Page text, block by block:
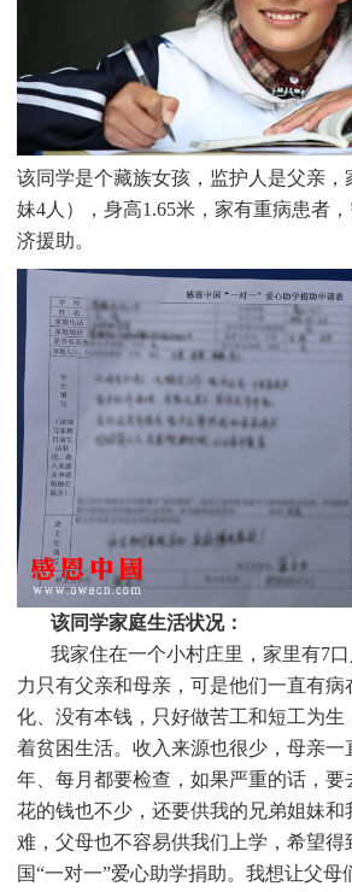
该同学是个藏族女孩，监护人是父亲，
妹4人），身高1.65米，家有重病患者
济援助。
该同学家庭生活状况：
我家住在一个小村庄里，家里有7
力只有父亲和母亲，可是他们一直有病
化、没有本钱，只好做苦工和短工为生
着贫困生活。收入来源也很少，母亲一
年、每月都要检查，如果严重的话，要
花的钱也不少，还要供我的兄弟姐妹和
难，父母也不容易供我们上学，希望得
国“一对一”爱心助学捐助。我想让父母